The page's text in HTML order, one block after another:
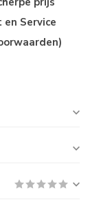
Service